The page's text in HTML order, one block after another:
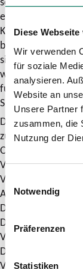
Diese
Wir verwenden
für soziale
analysieren.
Website an
Unsere Partner
zusammen, die
Nutzung der
Einwilligungsauswahl
Notwendig
Präferenzen
Statistiken
erhoben. Die
Kundendaten
bzw.
sind. Die von Dir
werden darüber
fundierte
SPNV und ÖPNV
Dein
zur Beantwortung
Organisationen (z.
Verkehrsverbünde)
Ausnahmefall
Du Dich an die
Diese ist eine
Deutscher